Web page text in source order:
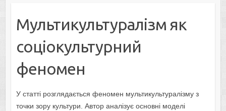
Мультикультуралізм як
соціокультурний
феномен
У статті розглядається феномен мультикультуралізму з
точки зору культури. Автор аналізує основні моделі